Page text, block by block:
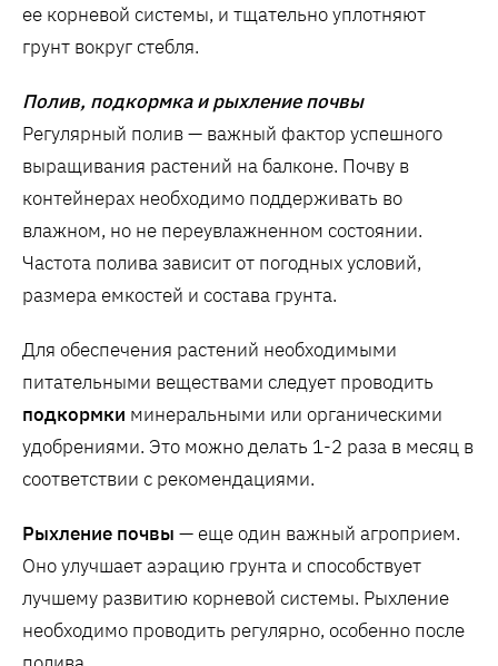
ее корневой системы, и тщательно уплотняют
грунт вокруг стебля.
Полив, подкормка и рыхление почвы
Регулярный полив — важный фактор успешного
выращивания растений на балконе. Почву в
контейнерах необходимо поддерживать во
влажном, но не переувлажненном состоянии.
Частота полива зависит от погодных условий,
размера емкостей и состава грунта.
Для обеспечения растений необходимыми
питательными веществами следует проводить
подкормки минеральными или органическими
удобрениями. Это можно делать 1-2 раза в месяц в
соответствии с рекомендациями.
Рыхление почвы — еще один важный агроприем.
Оно улучшает аэрацию грунта и способствует
лучшему развитию корневой системы. Рыхление
необходимо проводить регулярно, особенно после